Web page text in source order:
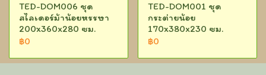
TED-DOM006 ชุด
สไลเดอร์ม้าน้อยหรรษา
200x360x280 ซม.
฿0
TED-DOM001 ชุด
กระต่ายน้อย
170x380x230 ซม.
฿0